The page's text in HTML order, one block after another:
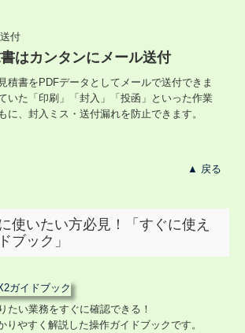
はカンタンにメール送付
積書をPDFデータとしてメールで送付できま
いた「印刷」「封入」「投函」といった作業
に、封入ミス・送付漏れを防止できます。
▲ 戻る
使いたい方必見！「すぐに使え
ブック」
たい業務をすぐに確認できる！
りやすく解説した操作ガイドブックです。